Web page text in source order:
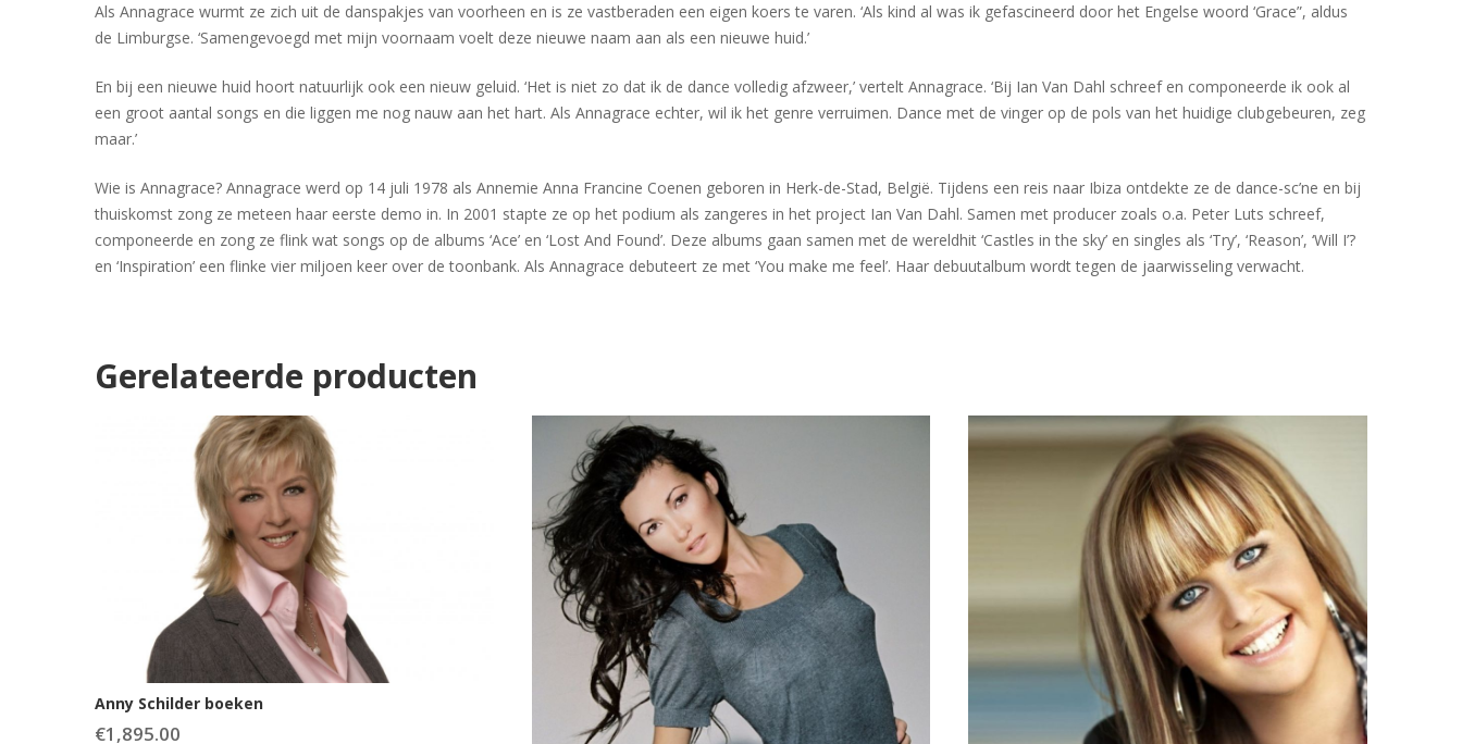
Als Annagrace wurmt ze zich uit de danspakjes van voorheen en is ze vastberaden een eigen koers te varen. ‘Als kind al was ik gefascineerd door het Engelse woord ‘Grace”, aldus
de Limburgse. ‘Samengevoegd met mijn voornaam voelt deze nieuwe naam aan als een nieuwe huid.’
En bij een nieuwe huid hoort natuurlijk ook een nieuw geluid. ‘Het is niet zo dat ik de dance volledig afzweer,’ vertelt Annagrace. ‘Bij Ian Van Dahl schreef en componeerde ik ook al
een groot aantal songs en die liggen me nog nauw aan het hart. Als Annagrace echter, wil ik het genre verruimen. Dance met de vinger op de pols van het huidige clubgebeuren, zeg
maar.’
Wie is Annagrace? Annagrace werd op 14 juli 1978 als Annemie Anna Francine Coenen geboren in Herk-de-Stad, België. Tijdens een reis naar Ibiza ontdekte ze de dance-sc’ne en bij
thuiskomst zong ze meteen haar eerste demo in. In 2001 stapte ze op het podium als zangeres in het project Ian Van Dahl. Samen met producer zoals o.a. Peter Luts schreef,
componeerde en zong ze flink wat songs op de albums ‘Ace’ en ‘Lost And Found’. Deze albums gaan samen met de wereldhit ‘Castles in the sky’ en singles als ‘Try’, ‘Reason’, ‘Will I’?
en ‘Inspiration’ een flinke vier miljoen keer over de toonbank. Als Annagrace debuteert ze met ‘You make me feel’. Haar debuutalbum wordt tegen de jaarwisseling verwacht.
Gerelateerde producten
Anny Schilder boeken
€1,895.00